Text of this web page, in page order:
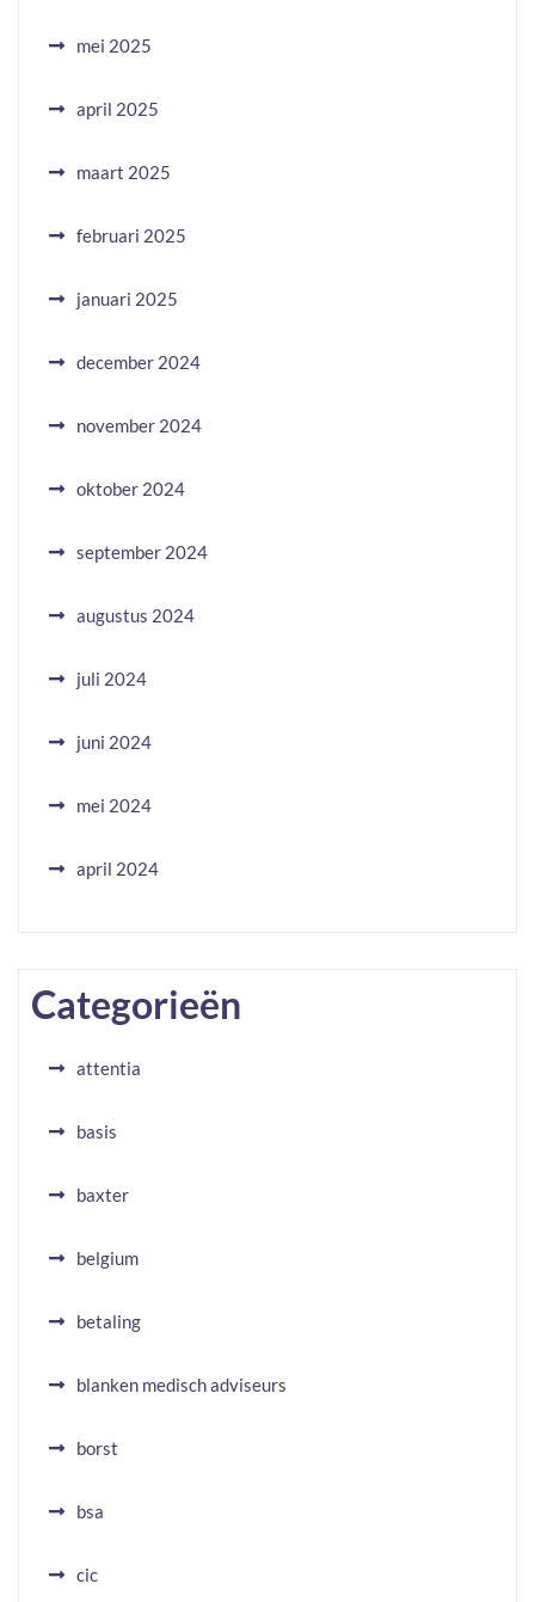
mei 2025
april 2025
maart 2025
februari 2025
januari 2025
december 2024
november 2024
oktober 2024
september 2024
augustus 2024
juli 2024
juni 2024
mei 2024
april 2024
Categorieën
attentia
basis
baxter
belgium
betaling
blanken medisch adviseurs
borst
bsa
cic